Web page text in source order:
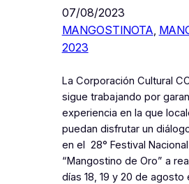
07/08/2023
MANGOSTINOTA,
2023
La Corporación Cultural
sigue trabajando por
experiencia en la que
puedan disfrutar un
en el 28° Festival
“Mangostino de Oro” a
días 18, 19 y 20 de agosto